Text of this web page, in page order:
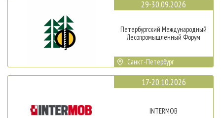
29-30.09.2026
Петербургский Международный
Лесопромышленный Форум
Санкт-Петербург
17-20.10.2026
INTERMOB